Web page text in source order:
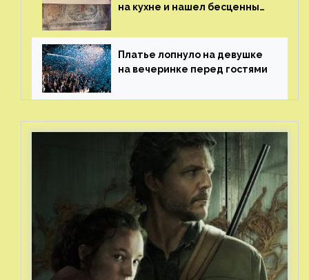
на кухне и нашел бесценные
Платье лопнуло на девушке
на вечеринке перед гостями